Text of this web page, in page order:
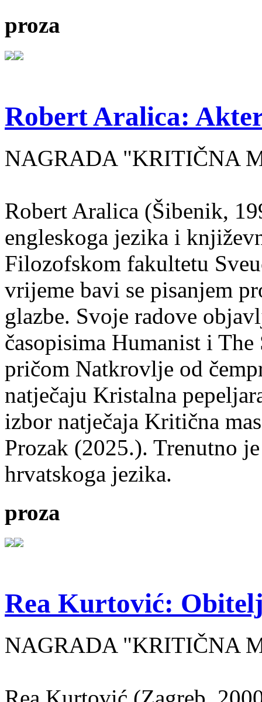
proza
Robert Aralica:
NAGRADA "KRITIČNA
Robert Aralica (Šibenik,
engleskoga jezika i
Filozofskom fakultetu
vrijeme bavi se pisanjem
glazbe. Svoje radove
časopisima Humanist i
pričom Natkrovlje od
natječaju Kristalna
izbor natječaja Kritična
Prozak (2025.). Trenutno
hrvatskoga jezika.
proza
Rea Kurtović:
NAGRADA "KRITIČNA